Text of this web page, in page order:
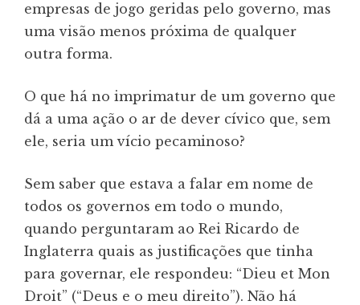
empresas de jogo geridas pelo governo, mas
uma visão menos próxima de qualquer
outra forma.
O que há no imprimatur de um governo que
dá a uma ação o ar de dever cívico que, sem
ele, seria um vício pecaminoso?
Sem saber que estava a falar em nome de
todos os governos em todo o mundo,
quando perguntaram ao Rei Ricardo de
Inglaterra quais as justificações que tinha
para governar, ele respondeu: “Dieu et Mon
Droit” (“Deus e o meu direito”). Não há